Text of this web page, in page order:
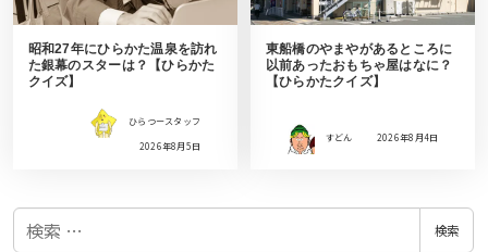
昭和27年にひらかた温泉を訪れ
た銀幕のスターは？【ひらかた
クイズ】
ひらつースタッフ
2026年8月5日
東船橋のやまやがあるところに
以前あったおもちゃ屋はなに？
【ひらかたクイズ】
すどん 2026年8月4日
検
検索